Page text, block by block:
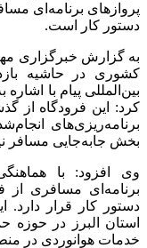
برنامه‌ای
کار است.
گزارش خبرگزاری مهر،
در حاشیه
پیام با اشاره
این فرودگاه از
جابه‌جایی مسافر نیز
افزود: با
مسافری از
کار قرار دارد.
البرز در حوزه
هوانوردی در